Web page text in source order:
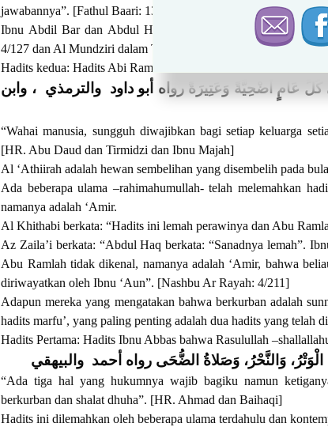
jawabannya”. [Fathul Baari: 13/98]
Ibnu Abdil Bar dan Abdul Haq telah menguatkan bahwa
4/127 dan Al Mundziri dalam Targhib waTarhib dan Ibnu Abdil
Hadits kedua: Hadits Abi Ramlah dari Mukhnaf bin Salim sebagai
عَامٍ أُضْحِيَّةً وَعَتِيرَةً رواه أبو داود والترمذي ، وابن
“Wahai manusia, sungguh diwajibkan bagi setiap keluarga
[HR. Abu Daud dan Tirmidzi dan Ibnu Majah]
Al ‘Athiirah adalah hewan sembelihan yang disembelih pada
Ada beberapa ulama –rahimahumullah- telah melemahkan
namanya adalah ‘Amir.
Al Khithabi berkata: “Hadits ini lemah perawinya dan Abu
Az Zaila’i berkata: “Abdul Haq berkata: “Sanadnya lemah”.
Abu Ramlah tidak dikenal, namanya adalah ‘Amir, bahwa
diriwayatkan oleh Ibnu ‘Aun”. [Nashbu Ar Rayah: 4/211]
Adapun mereka yang mengatakan bahwa berkurban adalah
hadits marfu’, yang paling penting adalah dua hadits yang telah
Hadits Pertama: Hadits Ibnu Abbas bahwa Rasulullah
وَالنَّحْرُ، وَصَلاةُ الضُّحَى رواه أحمد والبيهقي
“Ada tiga hal yang hukumnya wajib bagiku namun
berkurban dan shalat dhuha”. [HR. Ahmad dan Baihaqi]
Hadits ini dilemahkan oleh beberapa ulama terdahulu dan